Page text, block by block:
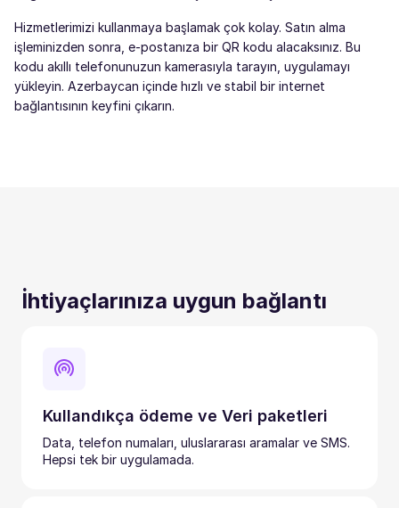
Hizmetlerimizi kullanmaya başlamak çok kolay. Satın alma
işleminizden sonra, e-postanıza bir QR kodu alacaksınız. Bu
kodu akıllı telefonunuzun kamerasıyla tarayın, uygulamayı
yükleyin. Azerbaycan içinde hızlı ve stabil bir internet
bağlantısının keyfini çıkarın.
İhtiyaçlarınıza uygun bağlantı
Kullandıkça ödeme ve Veri paketleri
Data, telefon numaları, uluslararası aramalar ve SMS.
Hepsi tek bir uygulamada.